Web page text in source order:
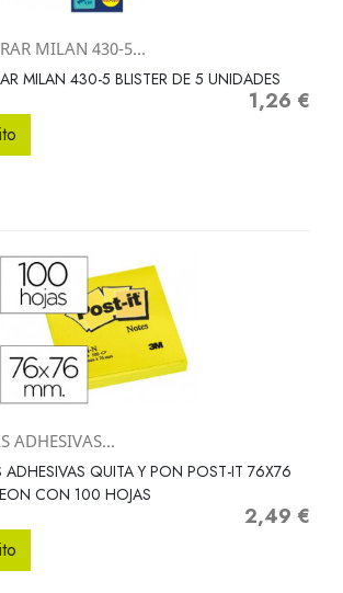
MILAN 430-5...
MILAN 430-5 BLISTER DE 5 UNIDADES
Precio
1,26 €
ADHESIVAS...
QUITA Y PON POST-IT 76X76
CON 100 HOJAS
Precio
2,49 €